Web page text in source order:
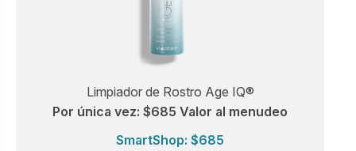
Limpiador de Rostro Age IQ®
Por única vez: $685 Valor al menudeo
SmartShop: $685